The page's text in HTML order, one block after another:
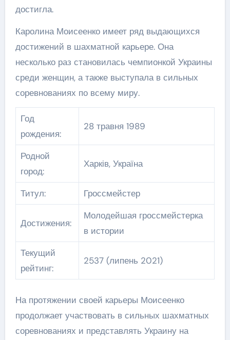
достигла.
Каролина Моисеенко имеет ряд выдающихся
достижений в шахматной карьере. Она
несколько раз становилась чемпионкой Украины
среди женщин, а также выступала в сильных
соревнованиях по всему миру.
Год
рождения:
28 травня 1989
Родной
город:
Харків, Україна
Титул: Гроссмейстер
Достижения:
Молодейшая гроссмейстерка
в истории
Текущий
рейтинг:
2537 (липень 2021)
На протяжении своей карьеры Моисеенко
продолжает участвовать в сильных шахматных
соревнованиях и представлять Украину на